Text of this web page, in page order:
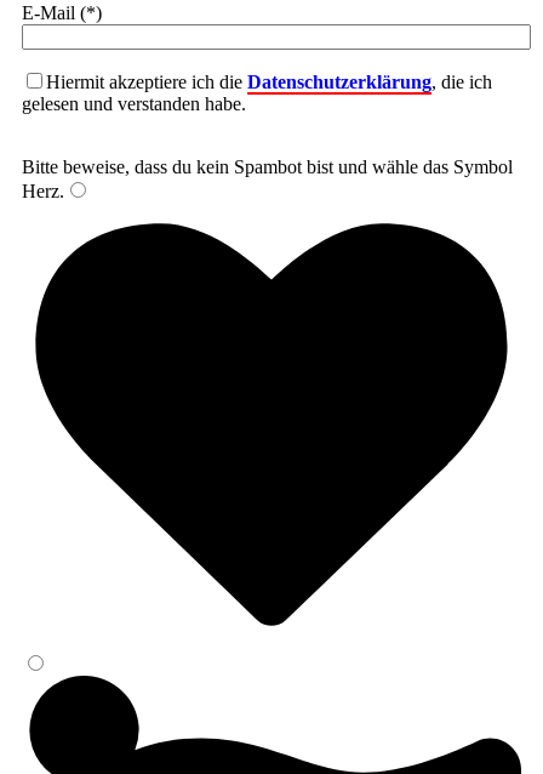
E-Mail (*)
Hiermit akzeptiere ich die Datenschutzerklärung, die ich
gelesen und verstanden habe.
Bitte beweise, dass du kein Spambot bist und wähle das Symbol
Herz.